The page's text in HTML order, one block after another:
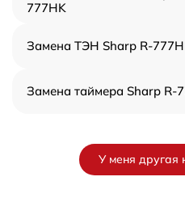
777HK
Замена ТЭН Sharp R-
Замена таймера Sharp R-
У меня другая